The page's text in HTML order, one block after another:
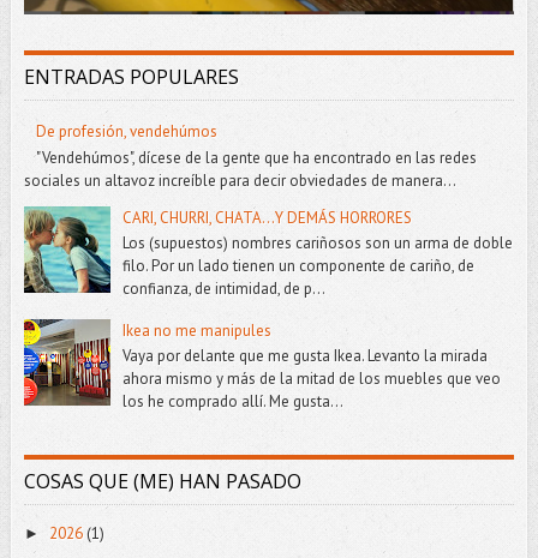
ENTRADAS POPULARES
De profesión, vendehúmos
"Vendehúmos", dícese de la gente que ha encontrado en las redes
sociales un altavoz increíble para decir obviedades de manera...
CARI, CHURRI, CHATA...Y DEMÁS HORRORES
Los (supuestos) nombres cariñosos son un arma de doble
filo. Por un lado tienen un componente de cariño, de
confianza, de intimidad, de p...
Ikea no me manipules
Vaya por delante que me gusta Ikea. Levanto la mirada
ahora mismo y más de la mitad de los muebles que veo
los he comprado allí. Me gusta...
COSAS QUE (ME) HAN PASADO
► 2026(1)